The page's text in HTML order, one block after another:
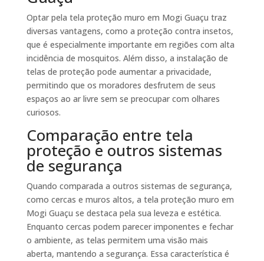
Optar pela tela proteção muro em Mogi Guaçu traz
diversas vantagens, como a proteção contra insetos,
que é especialmente importante em regiões com alta
incidência de mosquitos. Além disso, a instalação de
telas de proteção pode aumentar a privacidade,
permitindo que os moradores desfrutem de seus
espaços ao ar livre sem se preocupar com olhares
curiosos.
Comparação entre tela
proteção e outros sistemas
de segurança
Quando comparada a outros sistemas de segurança,
como cercas e muros altos, a tela proteção muro em
Mogi Guaçu se destaca pela sua leveza e estética.
Enquanto cercas podem parecer imponentes e fechar
o ambiente, as telas permitem uma visão mais
aberta, mantendo a segurança. Essa característica é